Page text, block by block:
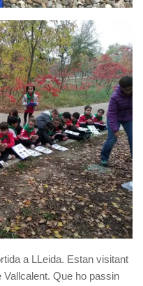
a LLeida. Estan visitant
Vallcalent. Que ho passin